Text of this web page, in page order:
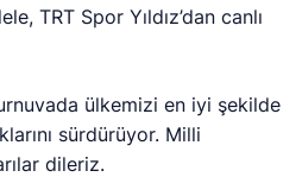
TRT Spor Yıldız’dan canlı
ülkemizi en iyi şekilde
sürdürüyor. Milli
dileriz.